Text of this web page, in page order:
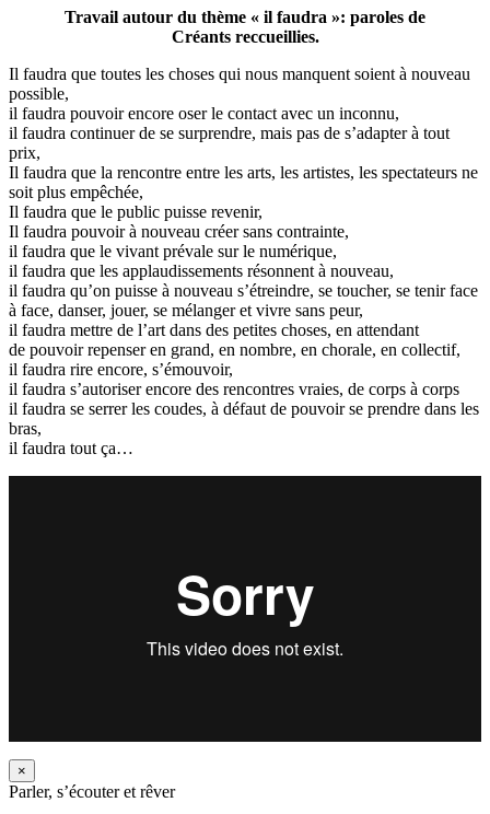
Travail autour du thème « il faudra »: paroles de
Créants reccueillies.
Il faudra que toutes les choses qui nous manquent soient à nouveau
possible,
il faudra pouvoir encore oser le contact avec un inconnu,
il faudra continuer de se surprendre, mais pas de s’adapter à tout
prix,
Il faudra que la rencontre entre les arts, les artistes, les spectateurs ne
soit plus empêchée,
Il faudra que le public puisse revenir,
Il faudra pouvoir à nouveau créer sans contrainte,
il faudra que le vivant prévale sur le numérique,
il faudra que les applaudissements résonnent à nouveau,
il faudra qu’on puisse à nouveau s’étreindre, se toucher, se tenir face
à face, danser, jouer, se mélanger et vivre sans peur,
il faudra mettre de l’art dans des petites choses, en attendant
de pouvoir repenser en grand, en nombre, en chorale, en collectif,
il faudra rire encore, s’émouvoir,
il faudra s’autoriser encore des rencontres vraies, de corps à corps
il faudra se serrer les coudes, à défaut de pouvoir se prendre dans les
bras,
il faudra tout ça…
×
Parler, s’écouter et rêver